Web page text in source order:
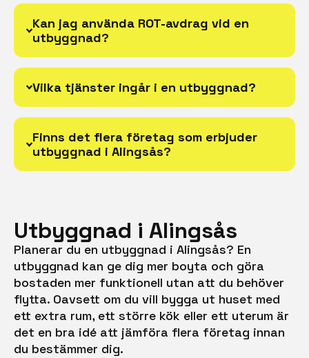
Kan jag använda ROT-avdrag vid en
utbyggnad?
Vilka tjänster ingår i en utbyggnad?
Finns det flera företag som erbjuder
utbyggnad i Alingsås?
Utbyggnad i Alingsås
Planerar du en utbyggnad i Alingsås? En
utbyggnad kan ge dig mer boyta och göra
bostaden mer funktionell utan att du behöver
flytta. Oavsett om du vill bygga ut huset med
ett extra rum, ett större kök eller ett uterum är
det en bra idé att jämföra flera företag innan
du bestämmer dig.